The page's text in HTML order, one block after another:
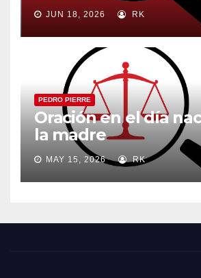
JUN 18, 2026 RK
PEDRO PIERRE
Oración en el día
la madre
MAY 15, 2026 RK